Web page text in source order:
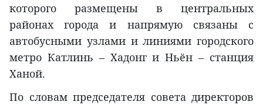
которого размещены в центральных
районах города и напрямую связаны с
автобусными узлами и линиями городского
метро Катлинь – Хадонг и Ньён – станция
Ханой.
По словам председателя совета директоров